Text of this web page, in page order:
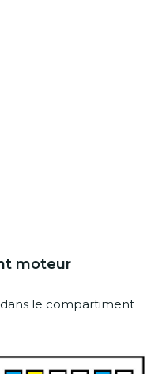
moteur
le compartiment